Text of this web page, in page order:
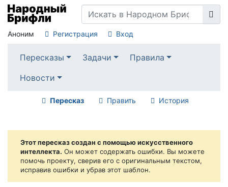
Аноним Регистрация Вход
Пересказы Задачи
Правила
Новости
Пересказ Править История
Этот пересказ создан с помощью искусственного
интеллекта. Он может содержать ошибки. Вы можете
помочь проекту, сверив его с оригинальным текстом,
исправив ошибки и убрав этот шаблон.